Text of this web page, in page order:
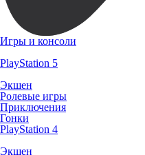
Игры и консоли
PlayStation 5
Экшен
Ролевые игры
Приключения
Гонки
PlayStation 4
Экшен